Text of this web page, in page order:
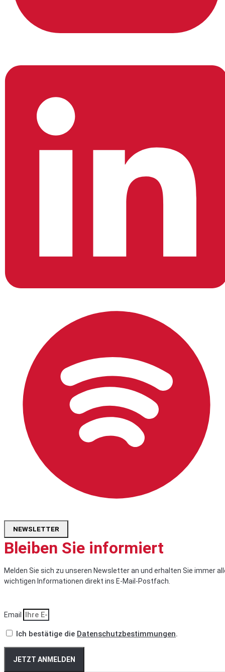
NEWSLETTER
Bleiben Sie informiert
Melden Sie sich zu unseren Newsletter an und erhalten Sie immer
wichtigen Informationen direkt ins E-Mail-Postfach.
Email
Ich bestätige die Datenschutzbestimmungen.
JETZT ANMELDEN